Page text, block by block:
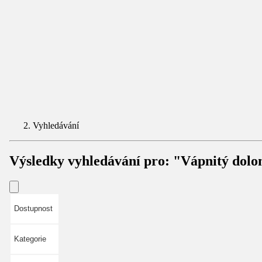
Vyhledávání
Výsledky vyhledávání pro: "Vápnitý
Dostupnost
Kategorie